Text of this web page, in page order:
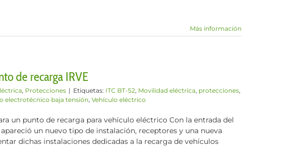
Más información
de recarga IRVE
, Protecciones | Etiquetas: ITC BT-52, Movilidad eléctrica, protecciones,
electrotécnico baja tensión, Vehículo eléctrico
un punto de recarga para vehículo eléctrico Con la entrada del
apareció un nuevo tipo de instalación, receptores y una nueva
dichas instalaciones dedicadas a la recarga de vehículos